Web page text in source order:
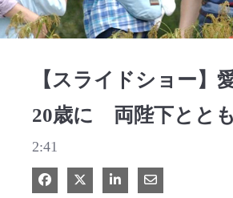
【スライドショー】
20歳に 両陛下とと
2:41
Facebook で共有
Xで共有する
LinkedIn で共有
電子メールで